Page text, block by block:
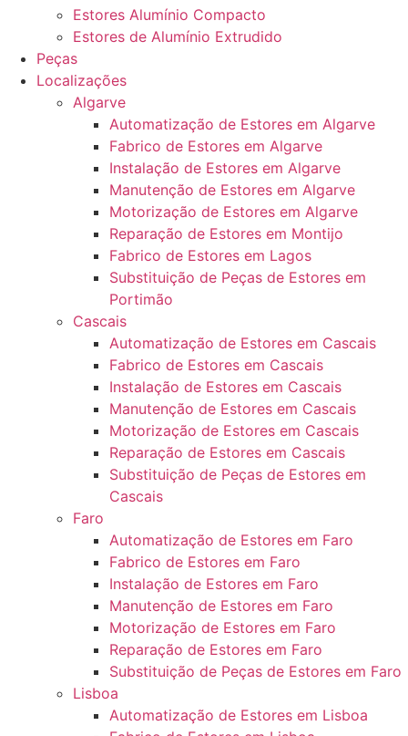
Estores Alumínio Compacto
Estores de Alumínio Extrudido
Peças
Localizações
Algarve
Automatização de Estores em Algarve
Fabrico de Estores em Algarve
Instalação de Estores em Algarve
Manutenção de Estores em Algarve
Motorização de Estores em Algarve
Reparação de Estores em Montijo
Fabrico de Estores em Lagos
Substituição de Peças de Estores em
Portimão
Cascais
Automatização de Estores em Cascais
Fabrico de Estores em Cascais
Instalação de Estores em Cascais
Manutenção de Estores em Cascais
Motorização de Estores em Cascais
Reparação de Estores em Cascais
Substituição de Peças de Estores em
Cascais
Faro
Automatização de Estores em Faro
Fabrico de Estores em Faro
Instalação de Estores em Faro
Manutenção de Estores em Faro
Motorização de Estores em Faro
Reparação de Estores em Faro
Substituição de Peças de Estores em Faro
Lisboa
Automatização de Estores em Lisboa